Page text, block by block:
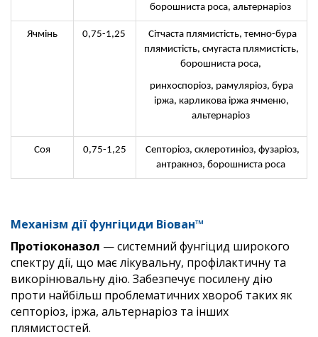
борошниста роса, альтернаріоз
Ячмінь 0,75-1,25
Сітчаста плямистість, темно-бура
плямистість, смугаста плямистість,
борошниста роса,
ринхоспоріоз, рамуляріоз, бура
іржа, карликова іржа ячменю,
альтернаріоз
Соя 0,75-1,25
Септоріоз, склеротиніоз, фузаріоз,
антракноз, борошниста роса
Механізм дії фунгіциди Віован™
Протіоконазол — системний фунгіцид широкого
спектру дії, що має лікувальну, профілактичну та
викорінювальну дію. Забезпечує посилену дію
проти найбільш проблематичних хвороб таких як
септоріоз, іржа, альтернаріоз та інших
плямистостей.